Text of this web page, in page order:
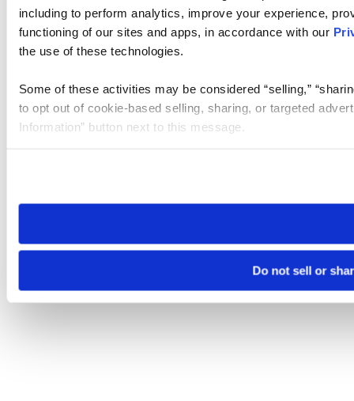
including to perform analytics, improve your experience,
functioning of our sites and apps, in accordance with our
the use of these technologies.
Some of these activities may be considered “selling,”
to opt out of cookie-based selling, sharing, or targeted
Information” button next to this message.
need to be set again.
Do not sell or